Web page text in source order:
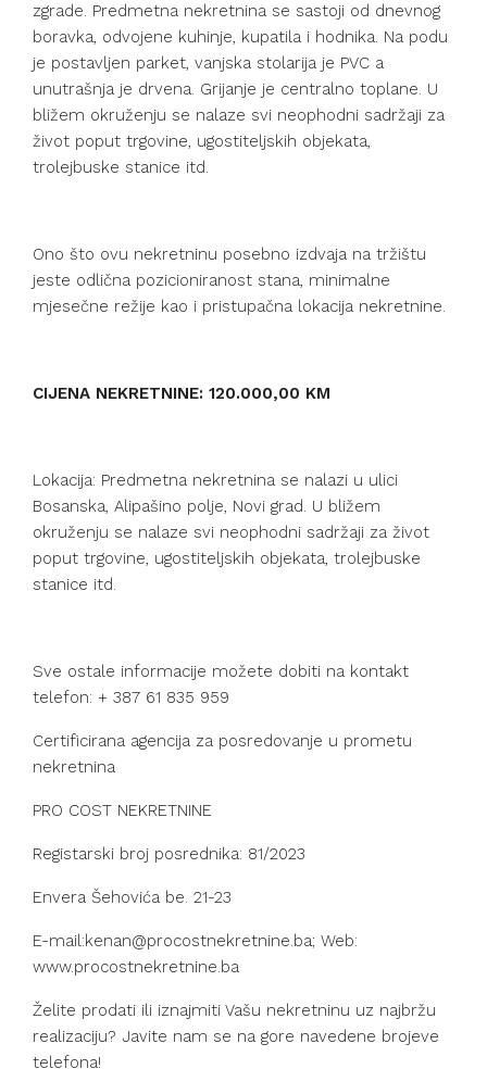
zgrade. Predmetna nekretnina se sastoji od dnevnog
boravka, odvojene kuhinje, kupatila i hodnika. Na podu
je postavljen parket, vanjska stolarija je PVC a
unutrašnja je drvena. Grijanje je centralno toplane. U
bližem okruženju se nalaze svi neophodni sadržaji za
život poput trgovine, ugostiteljskih objekata,
trolejbuske stanice itd.
Ono što ovu nekretninu posebno izdvaja na tržištu
jeste odlična pozicioniranost stana, minimalne
mjesečne režije kao i pristupačna lokacija nekretnine.
CIJENA NEKRETNINE: 120.000,00 KM
Lokacija: Predmetna nekretnina se nalazi u ulici
Bosanska, Alipašino polje, Novi grad. U bližem
okruženju se nalaze svi neophodni sadržaji za život
poput trgovine, ugostiteljskih objekata, trolejbuske
stanice itd.
Sve ostale informacije možete dobiti na kontakt
telefon: + 387 61 835 959
Certificirana agencija za posredovanje u prometu
nekretnina
PRO COST NEKRETNINE
Registarski broj posrednika: 81/2023
Envera Šehovića be. 21-23
E-mail:kenan@procostnekretnine.ba; Web:
www.procostnekretnine.ba
Želite prodati ili iznajmiti Vašu nekretninu uz najbržu
realizaciju? Javite nam se na gore navedene brojeve
telefona!